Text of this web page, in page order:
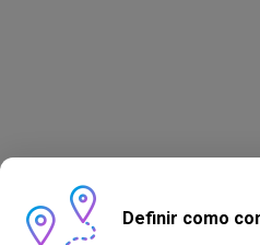
Definir como